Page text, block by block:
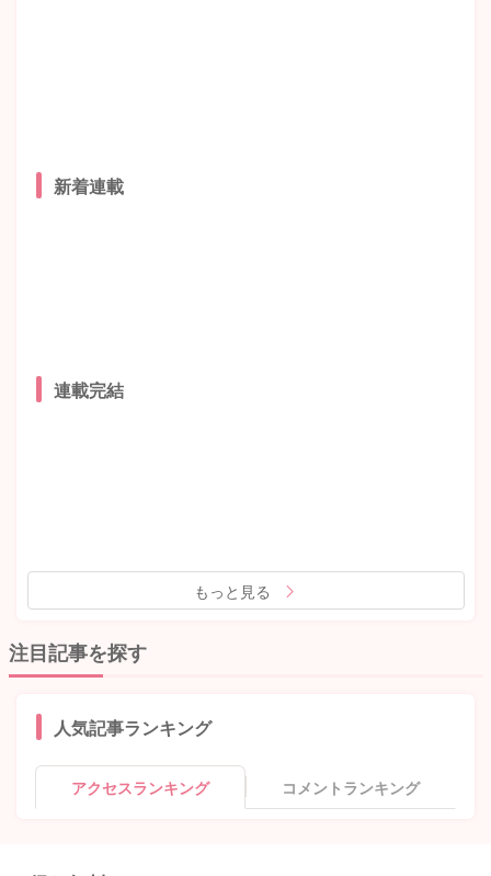
新着連載
連載完結
もっと見る
注目記事を探す
人気記事ランキング
アクセスランキング コメントランキング